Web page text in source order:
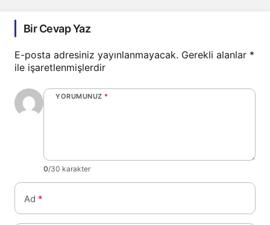
Bir Cevap Yaz
E-posta adresiniz yayınlanmayacak. Gerekli alanlar *
ile işaretlenmişlerdir
YORUMUNUZ *
0/30 karakter
Ad *